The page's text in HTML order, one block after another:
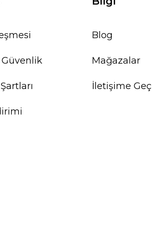
Blog
Mağazalar
İletişime Geç